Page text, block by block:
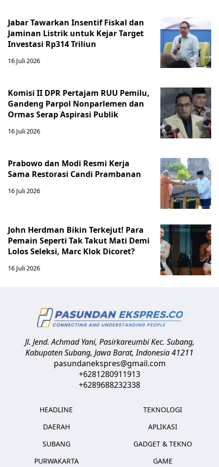
Jabar Tawarkan Insentif Fiskal dan
Jaminan Listrik untuk Kejar Target
Investasi Rp314 Triliun
16 Juli 2026
Komisi II DPR Pertajam RUU Pemilu,
Gandeng Parpol Nonparlemen dan
Ormas Serap Aspirasi Publik
16 Juli 2026
Prabowo dan Modi Resmi Kerja
Sama Restorasi Candi Prambanan
16 Juli 2026
John Herdman Bikin Terkejut! Para
Pemain Seperti Tak Takut Mati Demi
Lolos Seleksi, Marc Klok Dicoret?
16 Juli 2026
Jl. Jend. Achmad Yani, Pasirkareumbi Kec. Subang,
Kabupaten Subang, Jawa Barat,Indonesia41211
pasundanekspres@gmail.com
+6281280911913
+6289688232338
HEADLINE
DAERAH
SUBANG
PURWAKARTA
TEKNOLOGI
APLIKASI
GADGET & TEKNO
GAME